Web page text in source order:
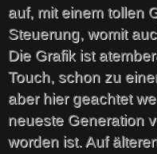
auf, mit einem tollen
Steuerung, womit
Die Grafik ist
Touch, schon zu
aber hier geachtet
neueste Generation
worden ist. Auf